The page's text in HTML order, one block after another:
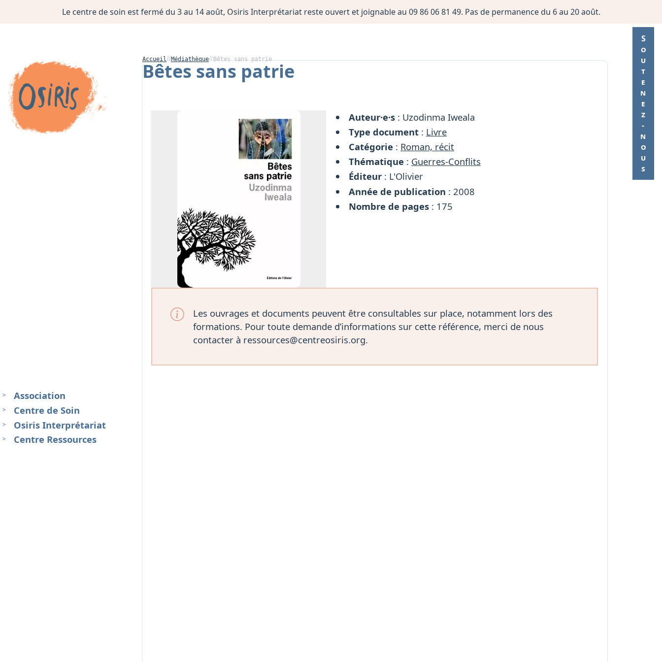
Le centre de soin est fermé du 3 au 14 août, Osiris Interprétariat reste ouvert et joignable au 09 86 06 81 49. Pas de permanence du 6 au 20 août.
Soutenez-nous
Association
Centre de Soin
Osiris Interprétariat
Centre Ressources
Accueil Médiathèque Bêtes sans patrie
Bêtes sans patrie
Auteur·e·s : Uzodinma Iweala
Type document : Livre
Catégorie : Roman, récit
Thématique : Guerres-Conflits
Éditeur : L'Olivier
Année de publication : 2008
Nombre de pages : 175
Les ouvrages et documents peuvent être consultables sur place, notamment lors des
formations. Pour toute demande d’informations sur cette référence, merci de nous
contacter à ressources@centreosiris.org.